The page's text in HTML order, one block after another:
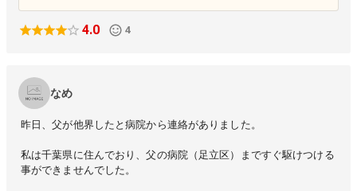
セレイエ真鶴」の直営葬儀社です。
4.0 4
なめ
昨日、父が他界したと病院から連絡がありました。
私は千葉県に住んでおり、父の病院（足立区）まですぐ駆けつける
事ができませんでした。